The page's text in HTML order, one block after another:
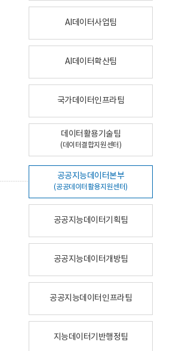
AI데이터사업팀
AI데이터확산팀
국가데이터인프라팀
데이터활용기술팀
(데이터결합지원센터)
공공지능데이터본부
(공공데이터활용지원센터)
공공지능데이터기획팀
공공지능데이터개방팀
공공지능데이터인프라팀
지능데이터기반행정팀